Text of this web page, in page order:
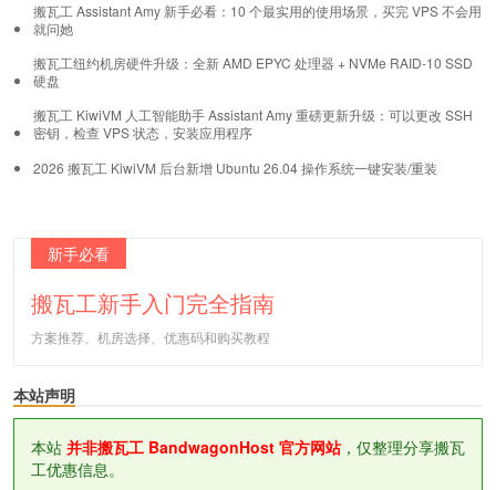
搬瓦工 Assistant Amy 新手必看：10 个最实用的使用场景，买完 VPS 不会用
就问她
搬瓦工纽约机房硬件升级：全新 AMD EPYC 处理器 + NVMe RAID-10 SSD
硬盘
搬瓦工 KiwiVM 人工智能助手 Assistant Amy 重磅更新升级：可以更改 SSH
密钥，检查 VPS 状态，安装应用程序
2026 搬瓦工 KiwiVM 后台新增 Ubuntu 26.04 操作系统一键安装/重装
新手必看
搬瓦工新手入门完全指南
方案推荐、机房选择、优惠码和购买教程
本站声明
本站 并非搬瓦工 BandwagonHost 官方网站，仅整理分享搬瓦
工优惠信息。